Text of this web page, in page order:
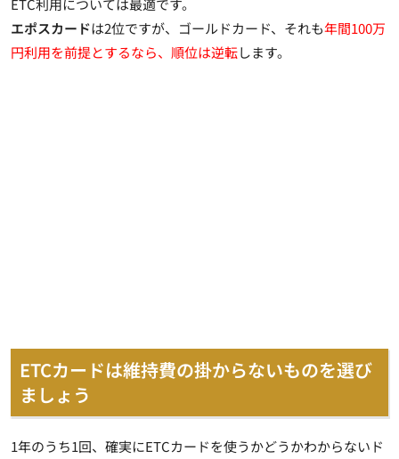
エポスカードは2位ですが、ゴールドカード、それも年間100万
円利用を前提とするなら、順位は逆転します。
ETCカードは維持費の掛からないものを選び
ましょう
1年のうち1回、確実にETCカードを使うかどうかわからないド